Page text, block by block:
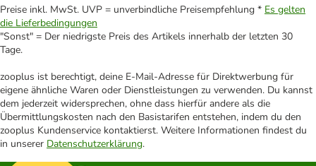
Preise inkl. MwSt. UVP = unverbindliche Preisempfehlung * Es gelten
die Lieferbedingungen
"Sonst" = Der niedrigste Preis des Artikels innerhalb der letzten 30
Tage.
zooplus ist berechtigt, deine E-Mail-Adresse für Direktwerbung für
eigene ähnliche Waren oder Dienstleistungen zu verwenden. Du kannst
dem jederzeit widersprechen, ohne dass hierfür andere als die
Übermittlungskosten nach den Basistarifen entstehen, indem du den
zooplus Kundenservice kontaktierst. Weitere Informationen findest du
in unserer Datenschutzerklärung.